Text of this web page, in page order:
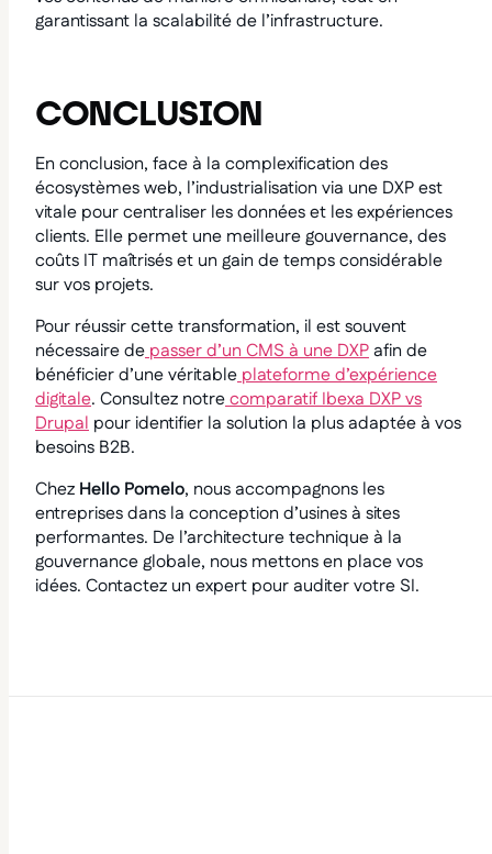
garantissant la scalabilité de l’infrastructure.
CONCLUSION
En conclusion, face à la complexification des
écosystèmes web, l’industrialisation via une DXP est
vitale pour centraliser les données et les expériences
clients. Elle permet une meilleure gouvernance, des
coûts IT maîtrisés et un gain de temps considérable
sur vos projets.
Pour réussir cette transformation, il est souvent
nécessaire de passer d’un CMS à une DXPafin de
bénéficier d’une véritable plateforme d’expérience
digitale. Consultez notrecomparatif Ibexa DXP vs
Drupal pour identifier la solution la plus adaptée à vos
besoins B2B.
Chez Hello Pomelo, nous accompagnons les
entreprises dans la conception d’usines à sites
performantes. De l’architecture technique à la
gouvernance globale, nous mettons en place vos
idées. Contactez un expert pour auditer votre SI.